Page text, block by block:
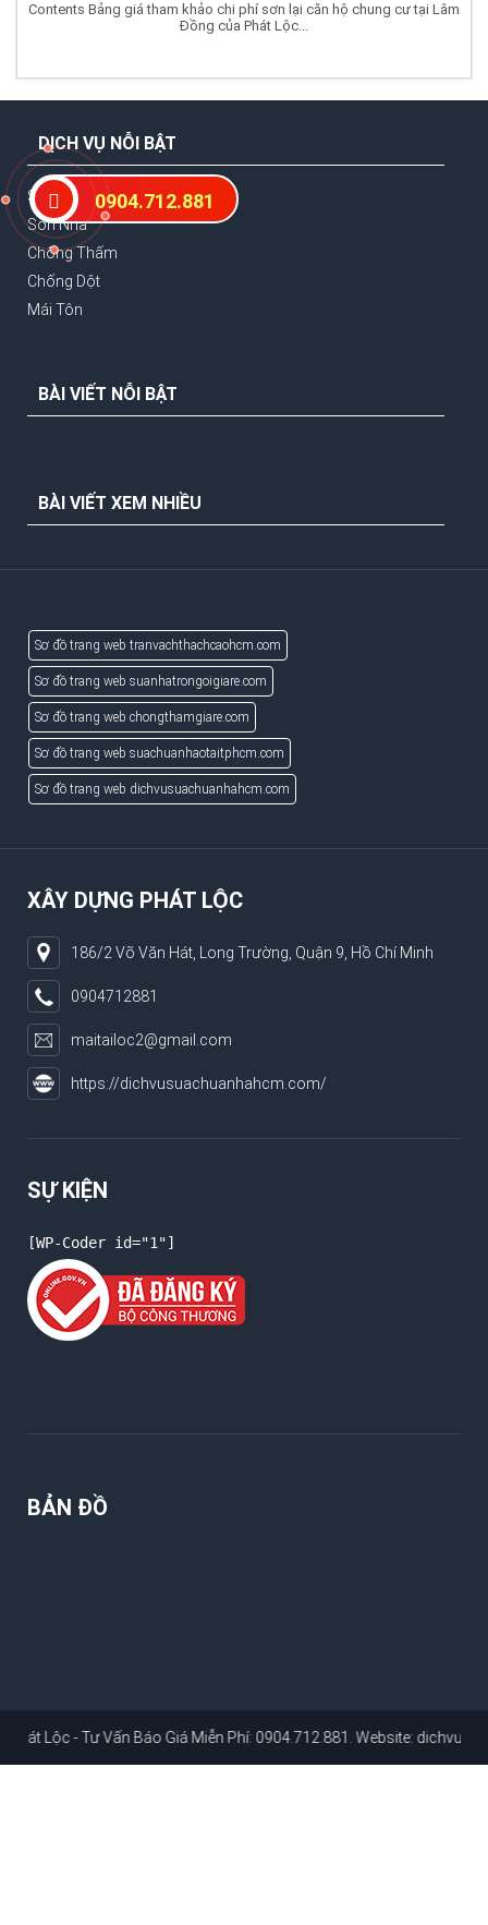
Contents Bảng giá tham khảo chi phí sơn lại căn hộ chung cư tại Lâm
Đồng của Phát Lộc...
DỊCH VỤ NỖI BẬT
Sửa Nhà
Sơn Nhà
Chống Thấm
Chống Dột
Mái Tôn
BÀI VIẾT NỖI BẬT
BÀI VIẾT XEM NHIỀU
Sơ đồ trang web tranvachthachcaohcm.com
Sơ đồ trang web suanhatrongoigiare.com
Sơ đồ trang web chongthamgiare.com
Sơ đồ trang web suachuanhaotaitphcm.com
Sơ đồ trang web dichvusuachuanhahcm.com
XÂY DỰNG PHÁT LỘC
186/2 Võ Văn Hát, Long Trường, Quận 9, Hồ Chí Minh
0904712881
maitailoc2@gmail.com
https://dichvusuachuanhahcm.com/
SỰ KIỆN
[WP-Coder id="1"]
BẢN ĐỒ
Vấn Báo Giá Miễn Phí: 0904.712.881. Website:
0904.712.881